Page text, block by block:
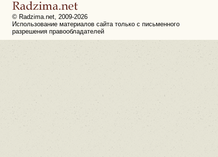
© Radzima.net, 2009-2026
Использование материалов сайта только с письменного
разрешения правообладателей